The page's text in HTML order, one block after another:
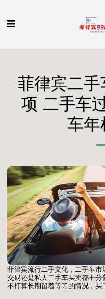
菲律宾二
项 二手车
车年
菲律宾流行二手文化，二手车
交易还是私人二手车买卖都十分
不打算长期留着等等的情况，买